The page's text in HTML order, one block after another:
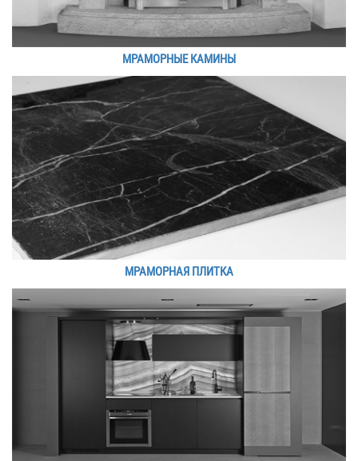
МРАМОРНЫЕ КАМИНЫ
МРАМОРНАЯ ПЛИТКА